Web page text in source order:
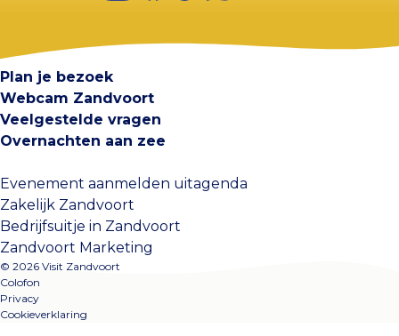
Plan je bezoek
Webcam Zandvoort
Veelgestelde vragen
Overnachten aan zee
Evenement aanmelden uitagenda
Zakelijk Zandvoort
Bedrijfsuitje in Zandvoort
Zandvoort Marketing
© 2026 Visit Zandvoort
Colofon
Privacy
Cookieverklaring